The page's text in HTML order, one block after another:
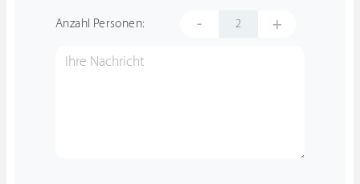
Anzahl Personen: - +